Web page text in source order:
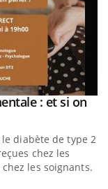
: et si on
diabète de type 2
chez les
les soignants.